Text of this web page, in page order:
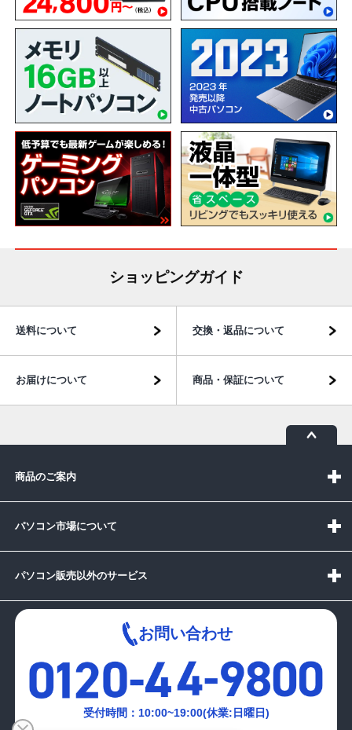
ショッピングガイド
送料について 交換・返品について
お届けについて 商品・保証について
商品のご案内
パソコン市場について
パソコン販売以外のサービス
お問い合わせ
受付時間：10:00~19:00(休業:日曜日)